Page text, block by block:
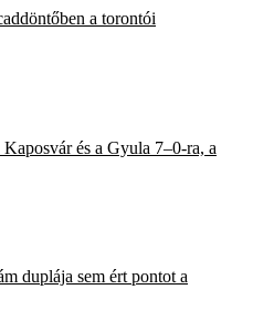
a torontói
és a Gyula 7–0-ra, a
duplája sem ért pontot a